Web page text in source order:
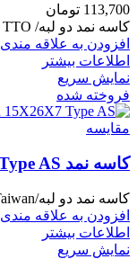
113,700 تومان
کاسه نمد دو لبه/ TTO
افزودن به علاقه مندی
اطلاعات بیشتر
نمایش سریع
فروخته شده
مقايسه
کاسه نمد NBR 15X26X7 Type AS
کاسه نمد دو لبه/Taiwan
افزودن به علاقه مندی
اطلاعات بیشتر
نمایش سریع